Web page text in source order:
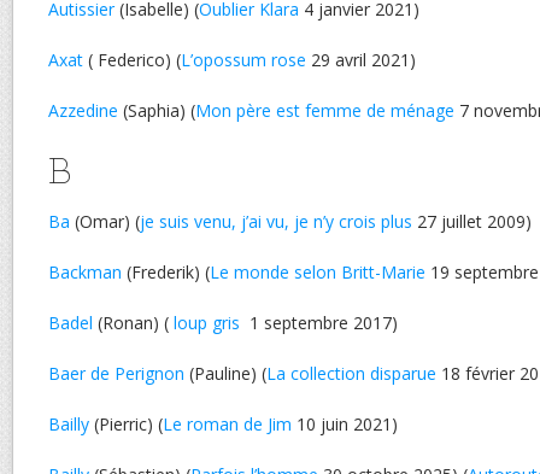
Autissier(Isabelle) (Oublier Klara 4 janvier 2021)
Axat ( Federico) (L’opossum rose 29 avril 2021)
Azzedine (Saphia) (Mon père est femme de ménage 7
B
Ba (Omar) (je suis venu, j’ai vu, je n’y crois plus 27 juillet 2009)
Backman (Frederik) (Le monde selon Britt-Marie 19
Badel (Ronan) ( loup gris 1 septembre 2017)
Baer de Perignon (Pauline) (La collection disparue 18 février
Bailly (Pierric) (Le roman de Jim 10 juin 2021)